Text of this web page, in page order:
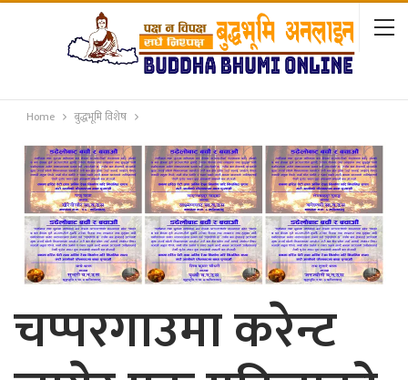
Home बुद्धभूमि विशेष
चप्परगाउमा करेन्ट